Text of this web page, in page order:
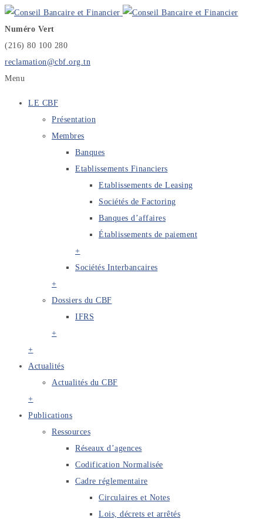
Numéro Vert
(216) 80 100 280
reclamation@cbf.org.tn
Menu
LE CBF
Présentation
Membres
Banques
Etablissements Financiers
Etablissements de Leasing
Sociétés de Factoring
Banques d’affaires
Établissements de paiement
+
Sociétés Interbancaires
+
Dossiers du CBF
IFRS
+
+
Actualités
Actualités du CBF
+
Publications
Ressources
Réseaux d’agences
Codification Normalisée
Cadre réglementaire
Circulaires et Notes
Lois, décrets et arrêtés